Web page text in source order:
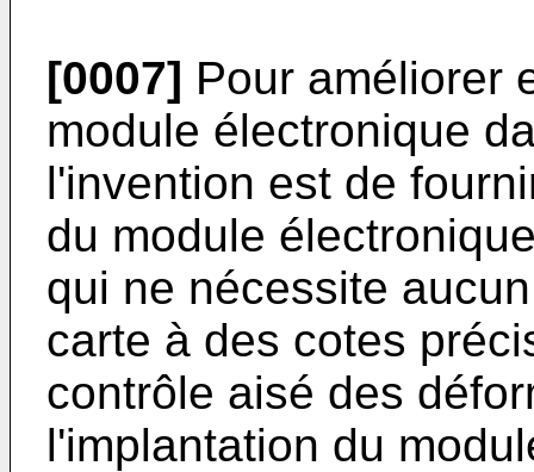
[0007] Pour améliorer
module électronique
l'invention est de
du module
qui ne nécessite
carte à des cotes
contrôle aisé des
l'implantation du